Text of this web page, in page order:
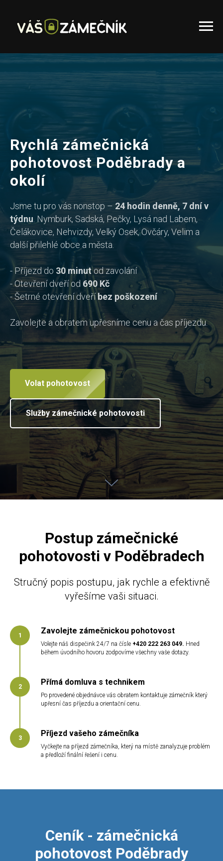
Rychlá zámečnická
pohotovost Poděbrady a
okolí
Jsme tu pro vás nonstop – 24 hodin denně, 7 dní v
týdnu . Nymburk, Sadská, Pečky, Lysá nad Labem,
Čelákovice, Nehvizdy, Velký Osek, Ovčáry, Velim a
další přilehlé obce a města.
- Příjezd do 30 minutod zavolání
- Otevření dveří od 690 Kč
- Šetrné otevření dveříbez poškození
Zavolejte a obratem upřesníme cenu a čas příjezdu.
Volat pohotovost
Služby zámečnické pohotovosti
Postup zámečnické
pohotovosti v Poděbradech
Stručný popis postupu, jak rychle a efektivně
vyřešíme vaši situaci.
Zavolejte zámečnickou pohotovost
Volejte náš dispečink 24/7 na čísle +420 222 263 049. Hned
během úvodního hovoru zodpovíme všechny vaše dotazy.
Přímá domluva s technikem
Po provedené objednávce vás obratem kontaktuje zámečník který
upřesní čas příjezdu a orientační cenu.
Příjezd vašeho zámečníka
Vyčkejte na příjezd zámečníka, který na místě zanalyzuje problém
a předloží finální řešení i cenu.
Ceník - zámečnická
pohotovost Poděbrady